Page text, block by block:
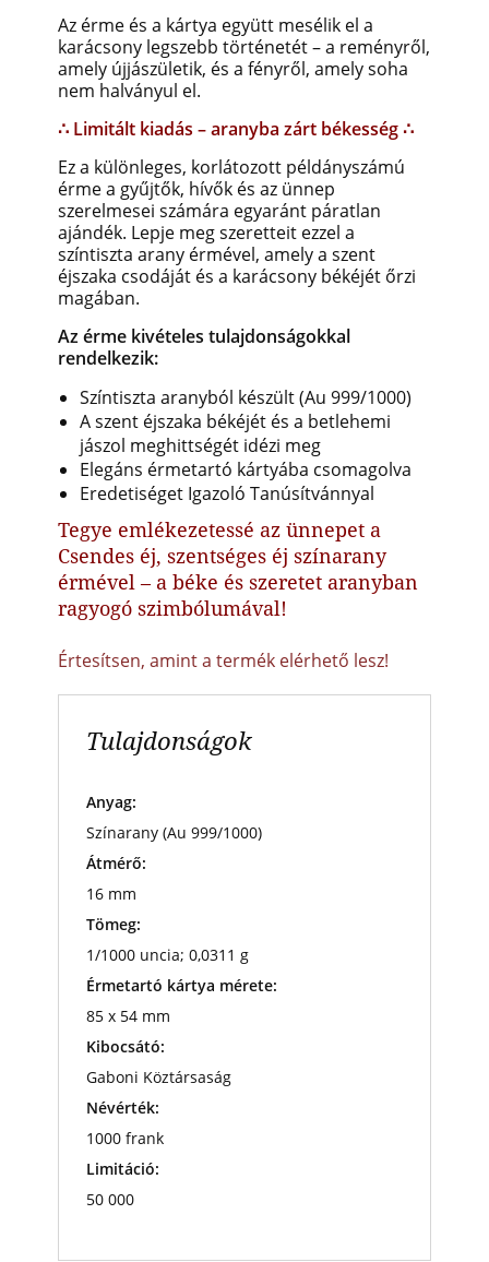
Az érme és a kártya együtt mesélik el a
karácsony legszebb történetét – a reményről,
amely újjászületik, és a fényről, amely soha
nem halványul el.
∴ Limitált kiadás – aranyba zárt békesség ∴
Ez a különleges, korlátozott példányszámú
érme a gyűjtők, hívők és az ünnep
szerelmesei számára egyaránt páratlan
ajándék. Lepje meg szeretteit ezzel a
színtiszta arany érmével, amely a szent
éjszaka csodáját és a karácsony békéjét őrzi
magában.
Az érme kivételes tulajdonságokkal
rendelkezik:
Színtiszta aranyból készült (Au 999/1000)
A szent éjszaka békéjét és a betlehemi
jászol meghittségét idézi meg
Elegáns érmetartó kártyába csomagolva
Eredetiséget Igazoló Tanúsítvánnyal
Tegye emlékezetessé az ünnepet a
Csendes éj, szentséges éj színarany
érmével – a béke és szeretet aranyban
ragyogó szimbólumával!
Értesítsen, amint a termék elérhető lesz!
Tulajdonságok
Anyag:
Színarany (Au 999/1000)
Átmérő:
16 mm
Tömeg:
1/1000 uncia; 0,0311 g
Érmetartó kártya mérete:
85 x 54 mm
Kibocsátó:
Gaboni Köztársaság
Névérték:
1000 frank
Limitáció:
50 000